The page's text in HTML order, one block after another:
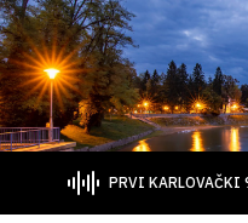
PRVI KARLOVAČKI